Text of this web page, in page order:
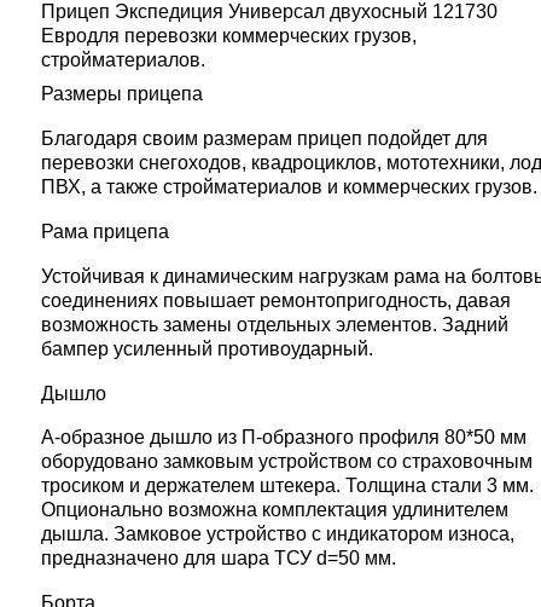
Прицеп Экспедиция Универсал двухосный 121730
Евродля перевозки коммерческих грузов,
стройматериалов.
Размеры прицепа
Благодаря своим размерам прицеп подойдет для
перевозки снегоходов, квадроциклов, мототехники,
ПВХ, а также стройматериалов и коммерческих грузов.
Рама прицепа
Устойчивая к динамическим нагрузкам рама на
соединениях повышает ремонтопригодность, давая
возможность замены отдельных элементов. Задний
бампер усиленный противоударный.
Дышло
А-образное дышло из П-образного профиля 80*50 мм
оборудовано замковым устройством со страховочным
тросиком и держателем штекера. Толщина стали 3 мм.
Опционально возможна комплектация удлинителем
дышла. Замковое устройство с индикатором износа,
предназначено для шара ТСУ d=50 мм.